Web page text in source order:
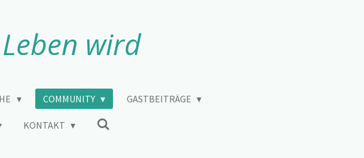
wird
COMMUNITY GASTBEITRÄGE
KONTAKT